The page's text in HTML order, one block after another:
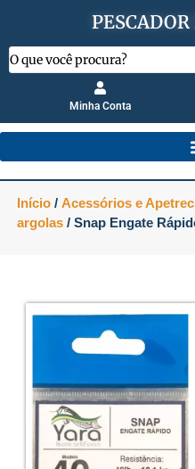
Minha Conta
Início/ Acessórios e
argolas/ Snap Engate